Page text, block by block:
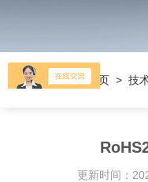
当前位置： 首页 >技
更新时间：